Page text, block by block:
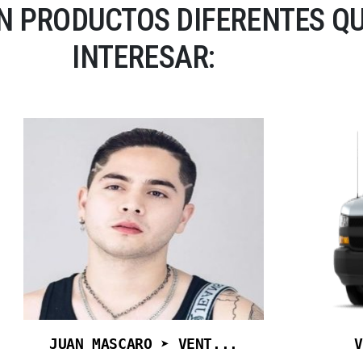
PRODUCTOS DIFERENTES
INTERESAR:
JUAN MASCARO ➤ VENT...